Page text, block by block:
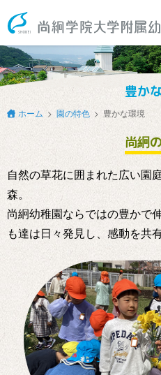
豊か
ホーム 園の特色 豊かな環境
尚絅
自然の草花に囲まれた広い園
森。
尚絅幼稚園ならではの豊かで
も達は日々発見し、感動を共